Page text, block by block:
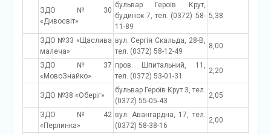
ЗДО №30
«Дивосвіт»
бульвар Героїв Крут,
будинок 7, тел. (0372) 58-
11-89
5,38
ЗДО №33 «Щаслива
малеча»
вул. Сергія Скальда, 28-В,
тел. (0372) 58-12-49
8,00
ЗДО №37
«МовоЗнайко»
пров. Шпитальний, 11,
тел. (0372) 53-01-31
2,20
ЗДО №38 «Оберіг»
бульвар Героїв Крут 3, тел.
(0372) 55-05-43
2,05
ЗДО №42
«Перлинка»
вул. Авангардна, 17, тел.
(0372) 58-38-16
2,00